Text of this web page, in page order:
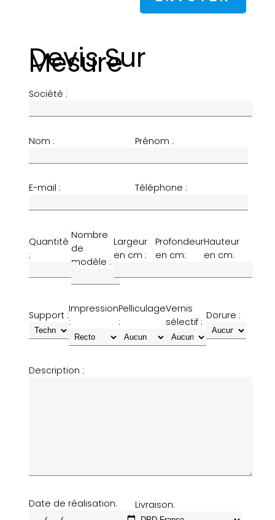
Devis Sur
Mesure
Société :
Nom : Prénom :
E-mail : Téléphone :
Quantité
:
Nombre
de
modèle :
Largeur
en cm :
Profondeur
en cm:
Hauteur
en cm:
Support :
Impression
:
Pelliculage
:
Vernis
sélectif :
Dorure :
Description :
Date de réalisation: Livraison: